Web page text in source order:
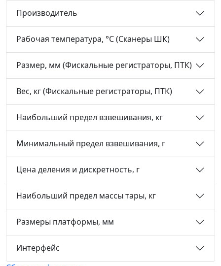
Производитель
Рабочая температура, °С (Сканеры ШК)
Размер, мм (Фискальные регистраторы, ПТК)
Вес, кг (Фискальные регистраторы, ПТК)
Наибольший предел взвешивания, кг
Минимальный предел взвешивания, г
Цена деления и дискретность, г
Наибольший предел массы тары, кг
Размеры платформы, мм
Интерфейс